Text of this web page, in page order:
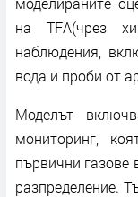
на TFA(чрез
наблюдения,
вода и проби от
Моделът
мониторинг,
първични газове
разпределение.